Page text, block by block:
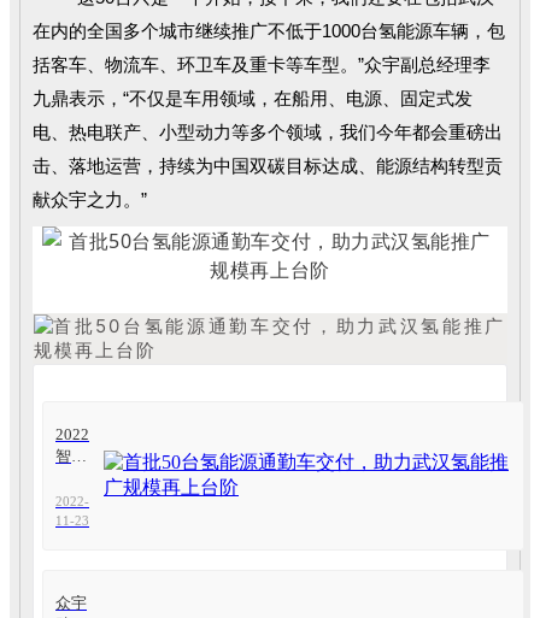
在内的全国多个城市继续推广不低于1000台氢能源车辆，包
括客车、物流车、环卫车及重卡等车型。”众宇副总经理李
九鼎表示，“不仅是车用领域，在船用、电源、固定式发
电、热电联产、小型动力等多个领域，我们今年都会重磅出
击、落地运营，持续为中国双碳目标达成、能源结构转型贡
献众宇之力。”
2022
智慧
| 省
委常
长董
2022-
11-23
众宇